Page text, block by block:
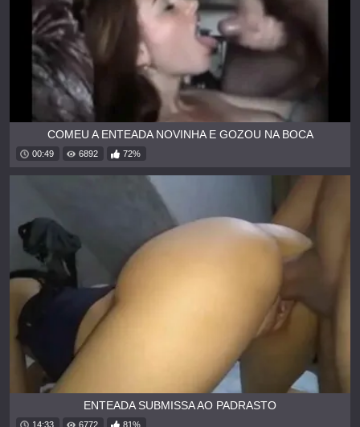
COMEU A ENTEADA NOVINHA E GOZOU NA BOCA
00:49 6892 72%
ENTEADA SUBMISSA AO PADRASTO
14:33 6772 81%